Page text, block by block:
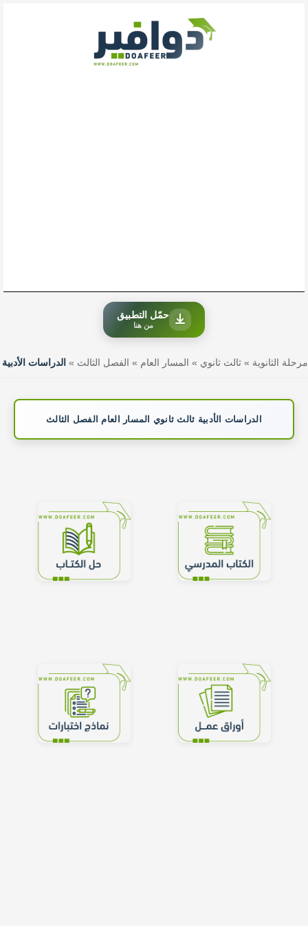
حمّل التطبيق
من هنا
مرحلة الثانوية » ثالث ثانوي » المسار العام » الفصل الثالث » الدراسات الأدبية
الدراسات الأدبية ثالث ثانوي المسار العام الفصل الثالث